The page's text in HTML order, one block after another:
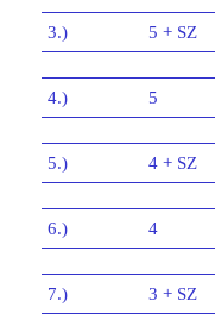
3.) 5 + SZ
4.) 5
5.) 4 + SZ
6.) 4
7.) 3 + SZ